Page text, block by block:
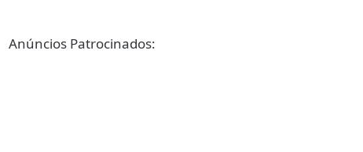
Anúncios Patrocinados: